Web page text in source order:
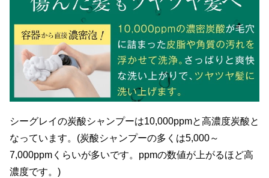
シーグレイの炭酸シャンプーは10,000ppmと高濃度炭酸と
なっています。(炭酸シャンプーの多くは5,000～
7,000ppmくらいが多いです。ppmの数値が上がるほど高
濃度です。)